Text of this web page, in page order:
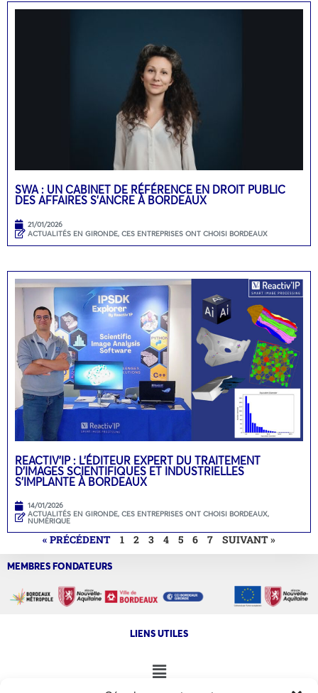
SWA : UN CABINET DE RÉFÉRENCE EN DROIT PUBLIC
DES AFFAIRES S’ANCRE À BORDEAUX
21/01/2026
ACTUALITÉS EN GIRONDE, CES ENTREPRISES ONT CHOISI BORDEAUX
REACTIV’IP : L’ÉDITEUR EXPERT DU TRAITEMENT
D’IMAGES SCIENTIFIQUES ET INDUSTRIELLES
S’IMPLANTE À BORDEAUX
14/01/2026
ACTUALITÉS EN GIRONDE, CES ENTREPRISES ONT CHOISI BORDEAUX,
NUMÉRIQUE
« PRÉCÉDENT 1 2 3 4 5 6 7 SUIVANT »
MEMBRES FONDATEURS
LIENS UTILES